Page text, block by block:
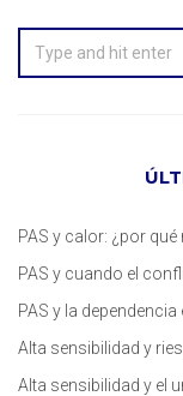
PAS y calor: ¿por
PAS y cuando el
PAS y la
Alta sensibilidad y
Alta sensibilidad y el